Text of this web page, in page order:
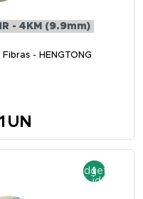
- 4KM (9.9mm)
- HENGTONG
UN